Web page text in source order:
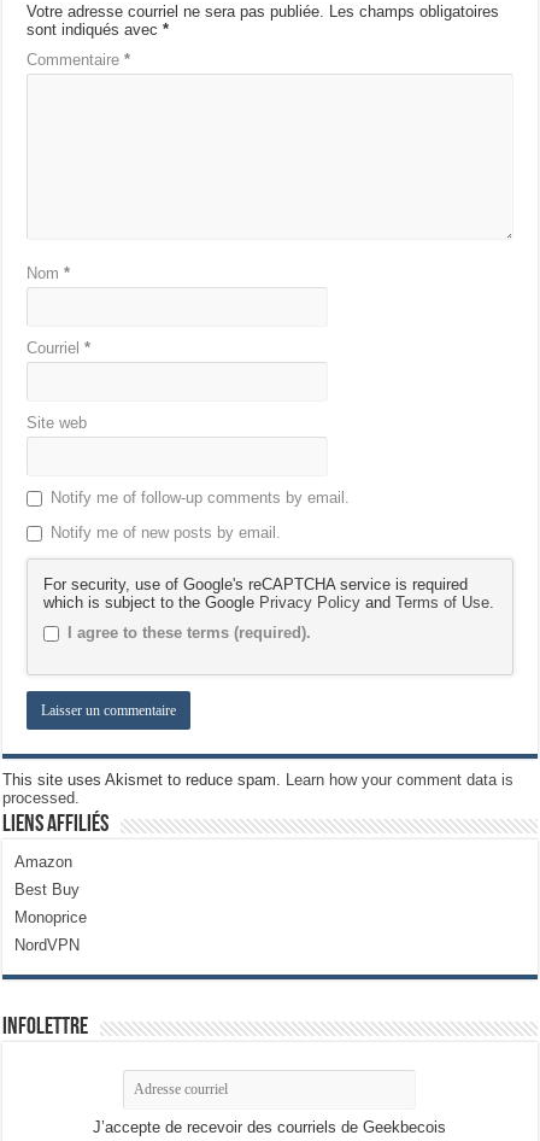
Votre adresse courriel ne sera pas publiée. Les champs obligatoires
sont indiqués avec*
Commentaire*
Nom*
Courriel*
Site web
Notify me of follow-up comments by email.
Notify me of new posts by email.
For security, use of Google's reCAPTCHA service is required
which is subject to the Google Privacy Policy andTerms of Use
I agree to these terms (required).
This site uses Akismet to reduce spam. Learn how your comment data is
processed.
Liens Affiliés
Amazon
Best Buy
Monoprice
NordVPN
Infolettre
J’accepte de recevoir des courriels de Geekbecois